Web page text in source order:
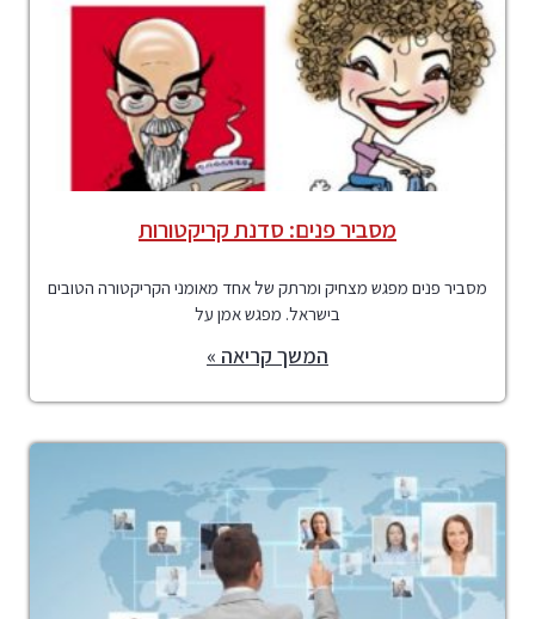
מסביר פנים: סדנת קריקטורות
מסביר פנים מפגש מצחיק ומרתק של אחד מאומני הקריקטורה הטובים
בישראל. מפגש אמן על
המשך קריאה »